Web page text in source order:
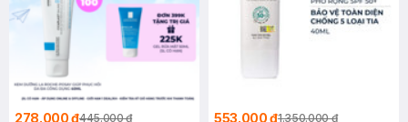
278.000 ₫445.000 ₫ 553.000 ₫1.350.000 ₫